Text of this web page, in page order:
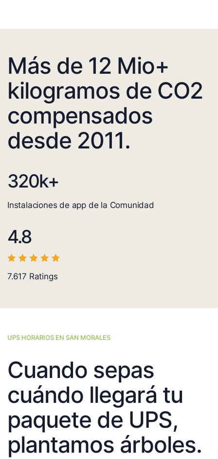
Más de 12 Mio+
kilogramos de CO2
compensados
desde 2011.
320k+
Instalaciones de app de la Comunidad
4.8
7.617 Ratings
UPS HORARIOS EN SAN MORALES
Cuando sepas
cuándo llegará tu
paquete de UPS,
plantamos árboles.